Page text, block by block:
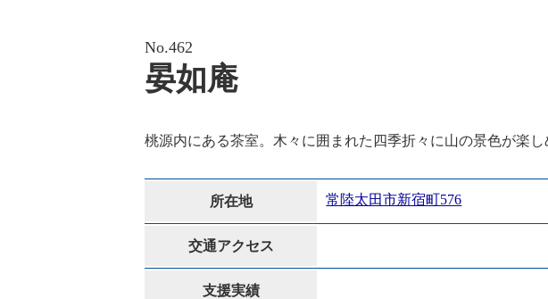
No.462
晏如庵
桃源内にある茶室。木々に囲まれた四季折々に山の景色が楽し
所在地 常陸太田市新宿町576
交通アクセス
支援実績